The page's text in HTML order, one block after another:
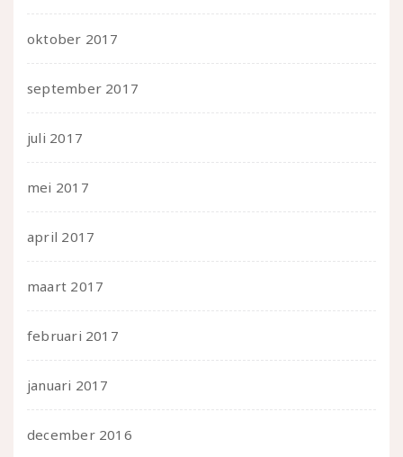
oktober 2017
september 2017
juli 2017
mei 2017
april 2017
maart 2017
februari 2017
januari 2017
december 2016